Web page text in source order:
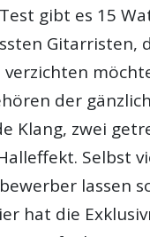
gibt es 15
Gitarristen,
der gänzlich
Klang, zwei
Selbst
lassen
hat die